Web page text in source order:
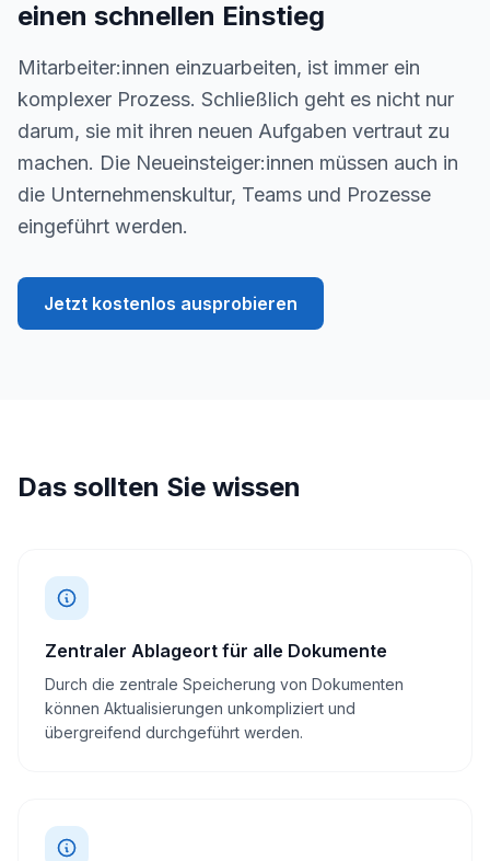
einen schnellen Einstieg
Mitarbeiter:innen einzuarbeiten, ist immer ein
komplexer Prozess. Schließlich geht es nicht nur
darum, sie mit ihren neuen Aufgaben vertraut zu
machen. Die Neueinsteiger:innen müssen auch in
die Unternehmenskultur, Teams und Prozesse
eingeführt werden.
Jetzt kostenlos ausprobieren
Das sollten Sie wissen
Zentraler Ablageort für alle Dokumente
Durch die zentrale Speicherung von Dokumenten
können Aktualisierungen unkompliziert und
übergreifend durchgeführt werden.